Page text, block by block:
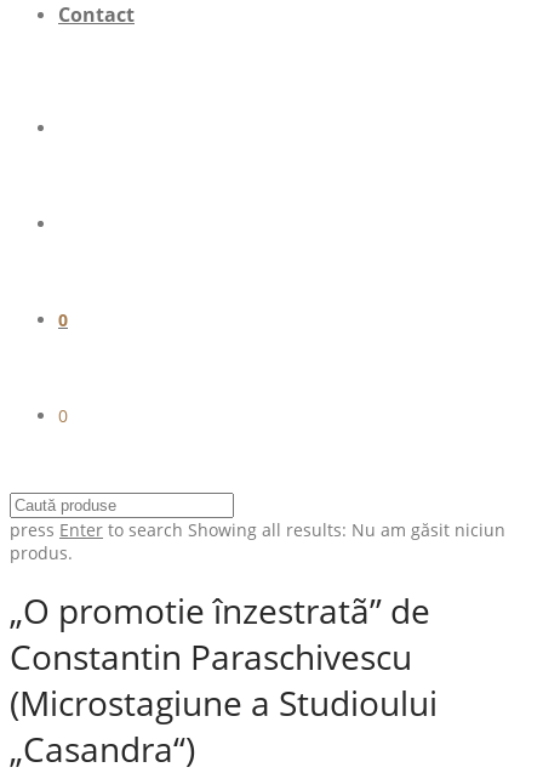
Contact
0
0
press Enter to search Showing all results: Nu am găsit niciun
produs.
„O promotie înzestratã” de
Constantin Paraschivescu
(Microstagiune a Studioului
„Casandra“)